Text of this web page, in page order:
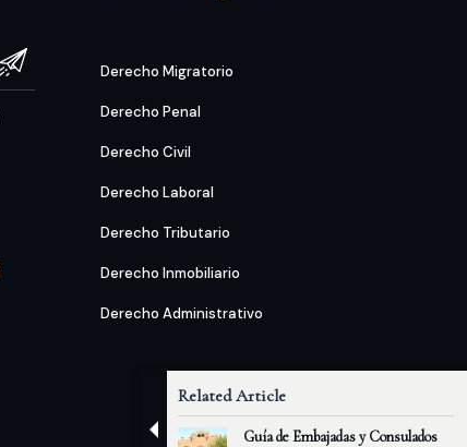
Related Article
Guía de Embajadas y Consulados
Derecho Migratorio
Derecho Penal
Derecho Civil
Derecho Laboral
Derecho Tributario
Derecho Inmobiliario
Derecho Administrativo